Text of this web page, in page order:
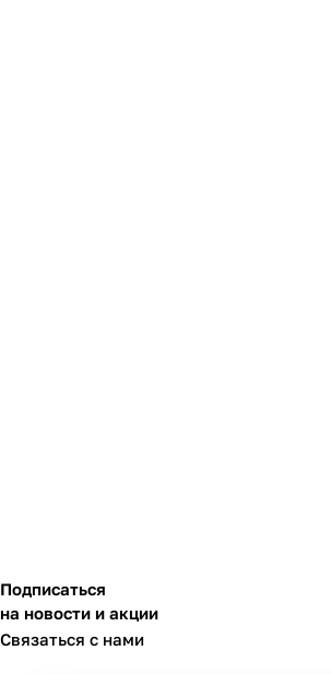
Подписаться
на новости и акции
Связаться с нами